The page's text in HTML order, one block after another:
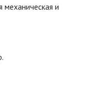
механическая и